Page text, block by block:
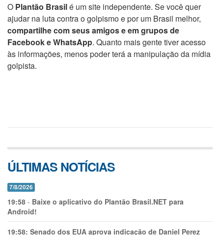
O Plantão Brasilé um site independente. Se você quer
ajudar na luta contra o golpismo e por um Brasil melhor,
compartilhe com seus amigos e em grupos de
Facebook e WhatsApp. Quanto mais gente tiver acesso
às informações, menos poder terá a manipulação da mídia
golpista.
ÚLTIMAS NOTÍCIAS
7/8/2026
19:58 - Baixe o aplicativo do Plantão Brasil.NET para
Android!
19:58: Senado dos EUA aprova indicação de Daniel Perez